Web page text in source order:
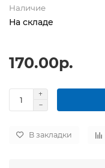
Наличие
На складе
170.00р.
В закладки